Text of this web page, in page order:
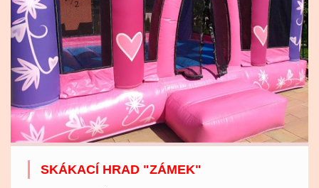
SKÁKACÍ HRAD "ZÁMEK"